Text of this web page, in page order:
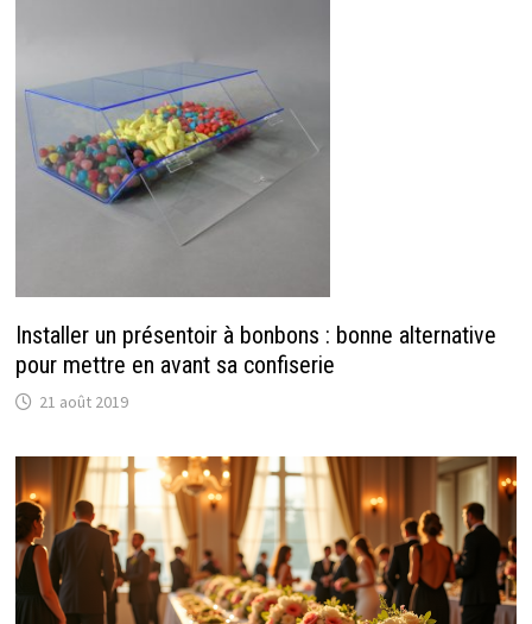
Installer un présentoir à bonbons : bonne alternative
pour mettre en avant sa confiserie
21 août 2019